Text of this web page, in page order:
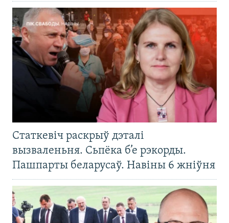
Статкевіч раскрыў дэталі
вызваленьня. Сьпёка б’е рэкорды.
Пашпарты беларусаў. Навіны 6 жніўня